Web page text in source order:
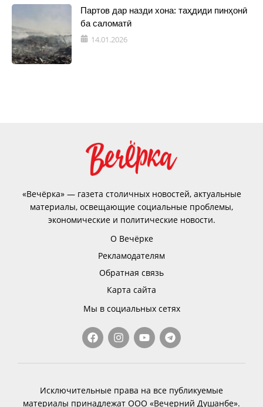
Партов дар назди хона: таҳдиди пинҳонӣ
ба саломатӣ
14.01.2026
«Вечёрка» — газета столичных новостей, актуальные
материалы, освещающие социальные проблемы,
экономические и политические новости.
О Вечёрке
Рекламодателям
Обратная связь
Карта сайта
Мы в социальных сетях
Исключительные права на все публикуемые
материалы принадлежат ООО «Вечерний Душанбе».